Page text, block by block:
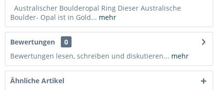
Australischer Boulderopal Ring Dieser Australische
Boulder- Opal ist in Gold... mehr
Bewertungen
0
Bewertungen lesen, schreiben und diskutieren... mehr
Ähnliche Artikel